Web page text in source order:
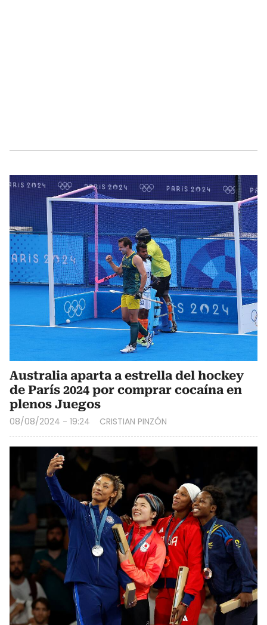
Australia aparta a estrella del hockey
de París 2024 por comprar cocaína en
plenos Juegos
08/08/2024 - 19:24 CRISTIAN PINZÓN